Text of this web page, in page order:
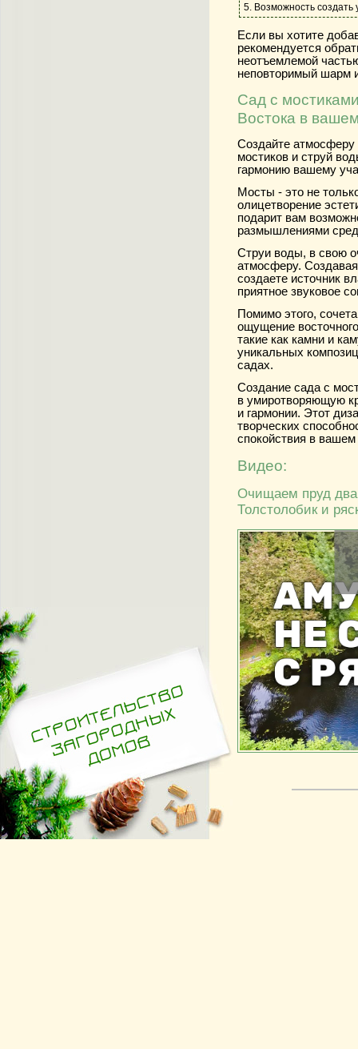
5. Возможность
Если вы хотите
рекомендуется
неотъемлемой
неповторимый шарм
Сад с
Востока в
Создайте
мостиков и струй
гармонию вашему
Мосты - это не
олицетворение
подарит вам
размышлениями
Струи воды, в свою
атмосферу.
создаете источник
приятное звуковое
Помимо этого,
ощущение
такие как камни и
уникальных
садах.
Создание сада с
в умиротворяющую
и гармонии. Этот
творческих
спокойствия в вашем
Видео:
Очищаем пруд два
Толстолобик и